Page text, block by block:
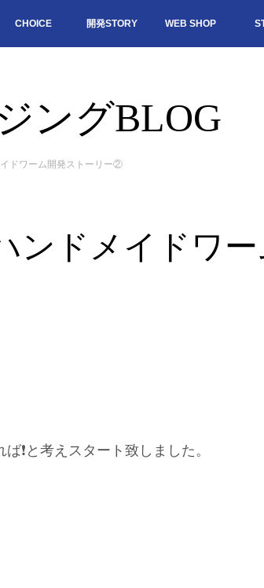
CHOICE 開発STORY WEB SHOP
ングBLOG
イドワーム開発ストーリー②
ンドメイドワ
❗️と考えスタート致しました。